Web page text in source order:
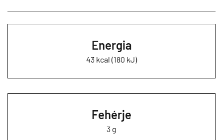
Energia
43 kcal (180 kJ)
Fehérje
3 g